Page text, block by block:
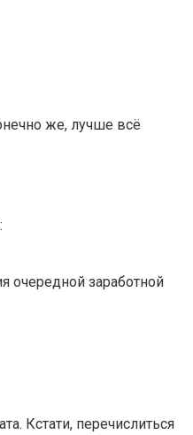
же, лучше всё
очередной заработной
Кстати, перечислиться